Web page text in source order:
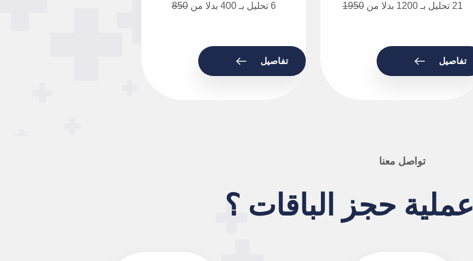
21 تحليل بـ 1200 بدلا من 1950
تفاصيل
6 تحليل بـ 400 بدلا من 850
تفاصيل
تواصل معنا
حجز الباقات ؟